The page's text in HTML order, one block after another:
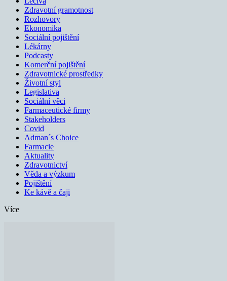
Zdravotní gramotnost
Rozhovory
Ekonomika
Sociální pojištění
Lékárny
Podcasty
Komerční pojištění
Zdravotnické prostředky
Životní styl
Legislativa
Sociální věci
Farmaceutické firmy
Stakeholders
Covid
Adman´s Choice
Farmacie
Aktuality
Zdravotnictví
Věda a výzkum
Pojištění
Ke kávě a čaji
Více